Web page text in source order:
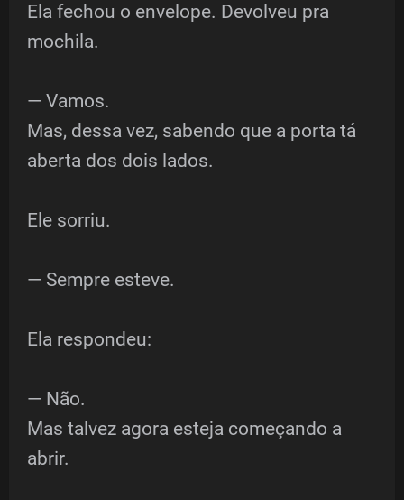
Ela fechou o envelope. Devolveu pra
mochila.
— Vamos.
Mas, dessa vez, sabendo que a porta tá
aberta dos dois lados.
Ele sorriu.
— Sempre esteve.
Ela respondeu:
— Não.
Mas talvez agora esteja começando a
abrir.